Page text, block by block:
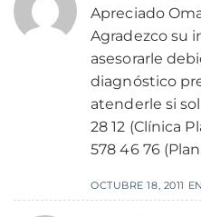
Apreciado
Agradezco su
asesorarle
diagnóstico
atenderle si
28 12 (Clínica
578 46 76
OCTUBRE 18, 2011